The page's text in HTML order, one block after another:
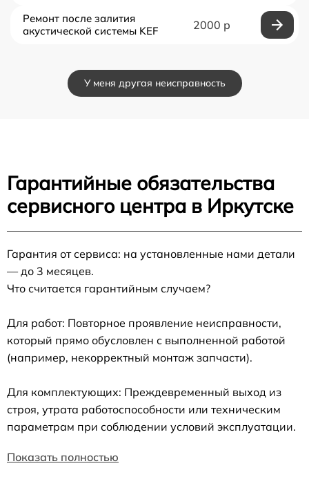
Ремонт после залития
акустической системы KEF
2000 р
У меня другая неисправность
Гарантийные обязательства
сервисного центра в Иркутске
Гарантия от сервиса: на установленные нами детали
— до 3 месяцев.
Что считается гарантийным случаем?
Для работ: Повторное проявление неисправности,
который прямо обусловлен с выполненной работой
(например, некорректный монтаж запчасти).
Для комплектующих: Преждевременный выход из
строя, утрата работоспособности или техническим
параметрам при соблюдении условий эксплуатации.
Показать полностью